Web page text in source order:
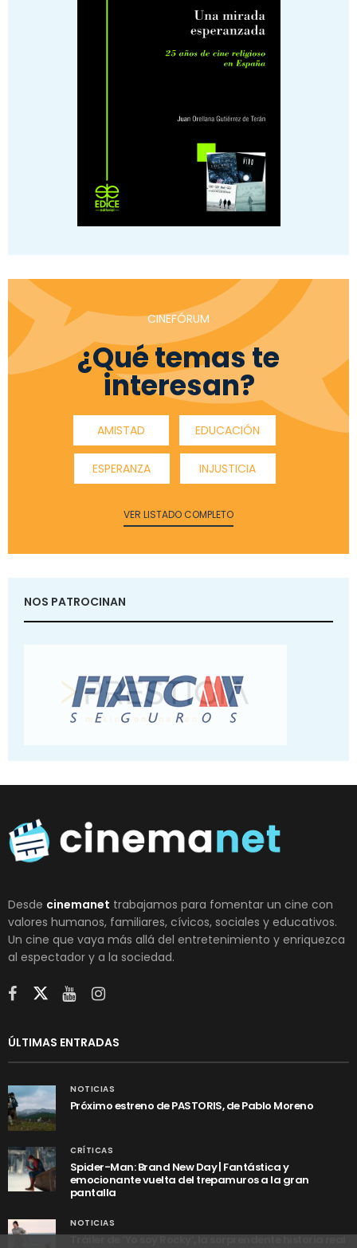
CINEFÓRUM
¿Qué temas te
interesan?
AMISTAD EDUCACIÓN
ESPERANZA INJUSTICIA
VER LISTADO COMPLETO
NOS PATROCINAN
Desde cinemanet trabajamos para fomentar un cine con
valores humanos, familiares, cívicos, sociales y educativos.
Un cine que vaya más allá del entretenimiento y enriquezca
al espectador y a la sociedad.
ÚLTIMAS ENTRADAS
NOTICIAS
Próximo estreno de PASTORIS, de Pablo Moreno
CRÍTICAS
Spider-Man: Brand New Day | Fantástica y
emocionante vuelta del trepamuros a la gran
pantalla
NOTICIAS
Tráiler de ‘Yo soy Rocky’, la sorprendente historia real